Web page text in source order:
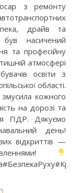
драйв та
насичений
та професійну
атмосфері
освіти з
області.
кожного
на дорозі та
ПДР. Дякуємо
день!
відкриттів —